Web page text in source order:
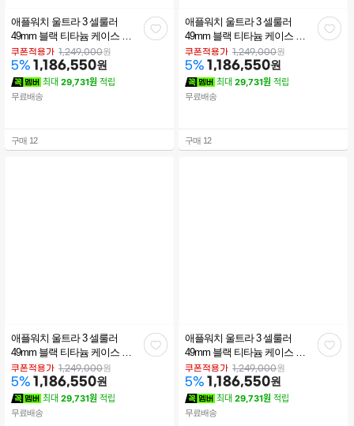
애플워치 울트라 3 셀룰러
49mm 블랙 티타늄 케이스 블
랙 알파인 루프(S)
MF0Q4KH/A
쿠폰적용가 1,249,000원
5% 1,186,550원
최대 29,731원 적립
무료배송
구매 12
관
애플워치 울트라 3 셀룰러
49mm 블랙 티타늄 케이스 블
랙 알파인 루프(M)
MF0V4KH/A
쿠폰적용가 1,249,000원
5% 1,186,550원
최대 29,731원 적립
무료배송
구매 12
관
애플워치 울트라 3 셀룰러
49mm 블랙 티타늄 케이스 블
랙 알파인 루프(L) MF0X4KH/A
쿠폰적용가 1,249,000원
5% 1,186,550원
최대 29,731원 적립
무료배송
관
애플워치 울트라 3 셀룰러
49mm 블랙 티타늄 케이스 블
랙차콜 트레일 루프 (S/M)
MF1D4KH/A
쿠폰적용가 1,249,000원
5% 1,186,550원
최대 29,731원 적립
무료배송
관